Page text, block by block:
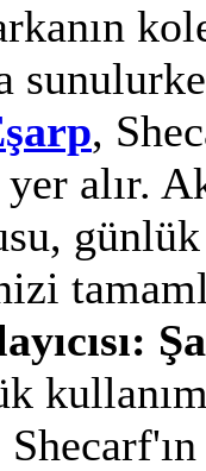
,
alır.
günlük